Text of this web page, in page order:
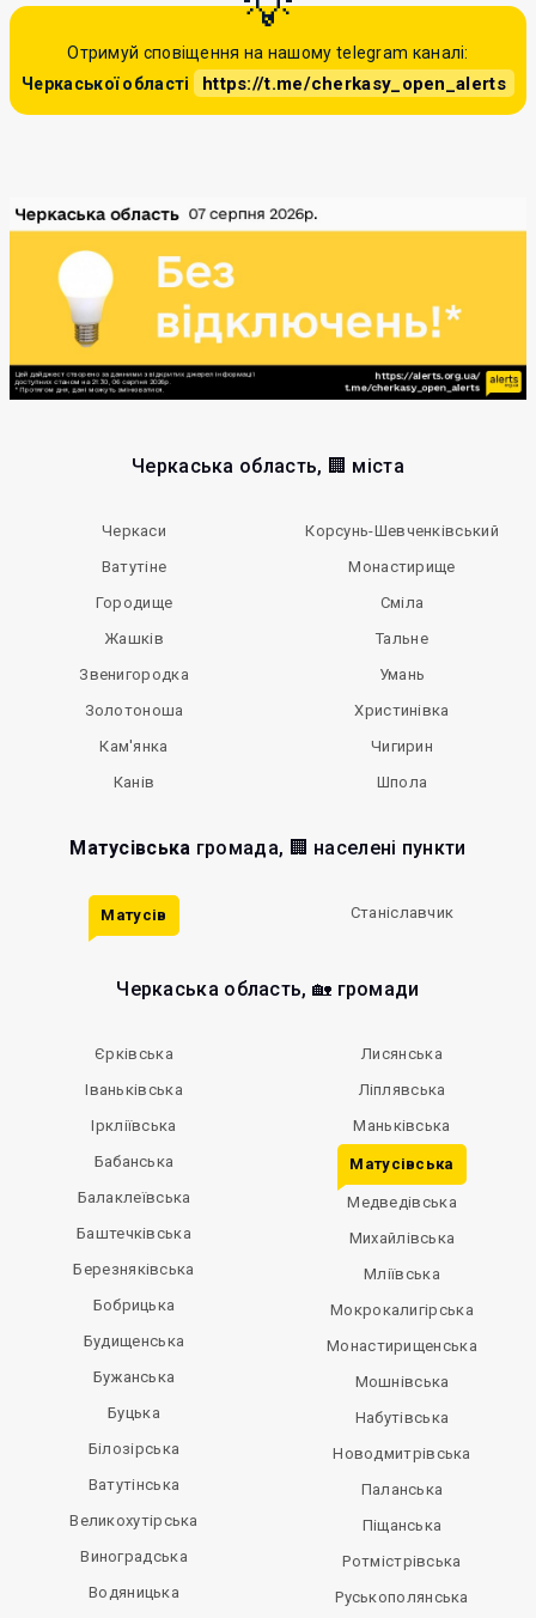
Отримуй сповіщення на нашому telegram каналі:
Черкаської області
https://t.me/cherkasy_open_alerts
Черкаська область, 🏢 міста
Черкаси
Ватутіне
Городище
Жашків
Звенигородка
Золотоноша
Кам'янка
Канів
Корсунь-Шевченківський
Монастирище
Сміла
Тальне
Умань
Христинівка
Чигирин
Шпола
Матусівська громада, 🏢 населені пункти
Матусів Станіславчик
Черкаська область, 🏡 громади
Єрківська
Іваньківська
Іркліївська
Бабанська
Балаклеївська
Баштечківська
Березняківська
Бобрицька
Будищенська
Бужанська
Буцька
Білозірська
Ватутінська
Великохутірська
Виноградська
Водяницька
Лисянська
Ліплявська
Маньківська
Матусівська
Медведівська
Михайлівська
Мліївська
Мокрокалигірська
Монастирищенська
Мошнівська
Набутівська
Новодмитрівська
Паланська
Піщанська
Ротмістрівська
Руськополянська